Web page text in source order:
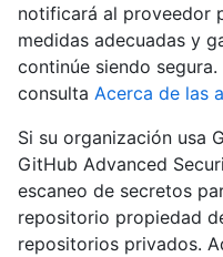
notificará al proveedor
medidas adecuadas y
continúe siendo
consulta Acerca de las
Si su organización usa
GitHub Advanced
escaneo de secretos
repositorio propiedad
repositorios privados.